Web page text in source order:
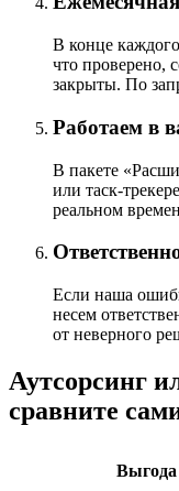
В конце
что проверено,
закрыты. По
Работаем в
В пакете
или таск-
реальном
Если наша
несем
от неверного
Аутсорсинг
сравните
Выгода